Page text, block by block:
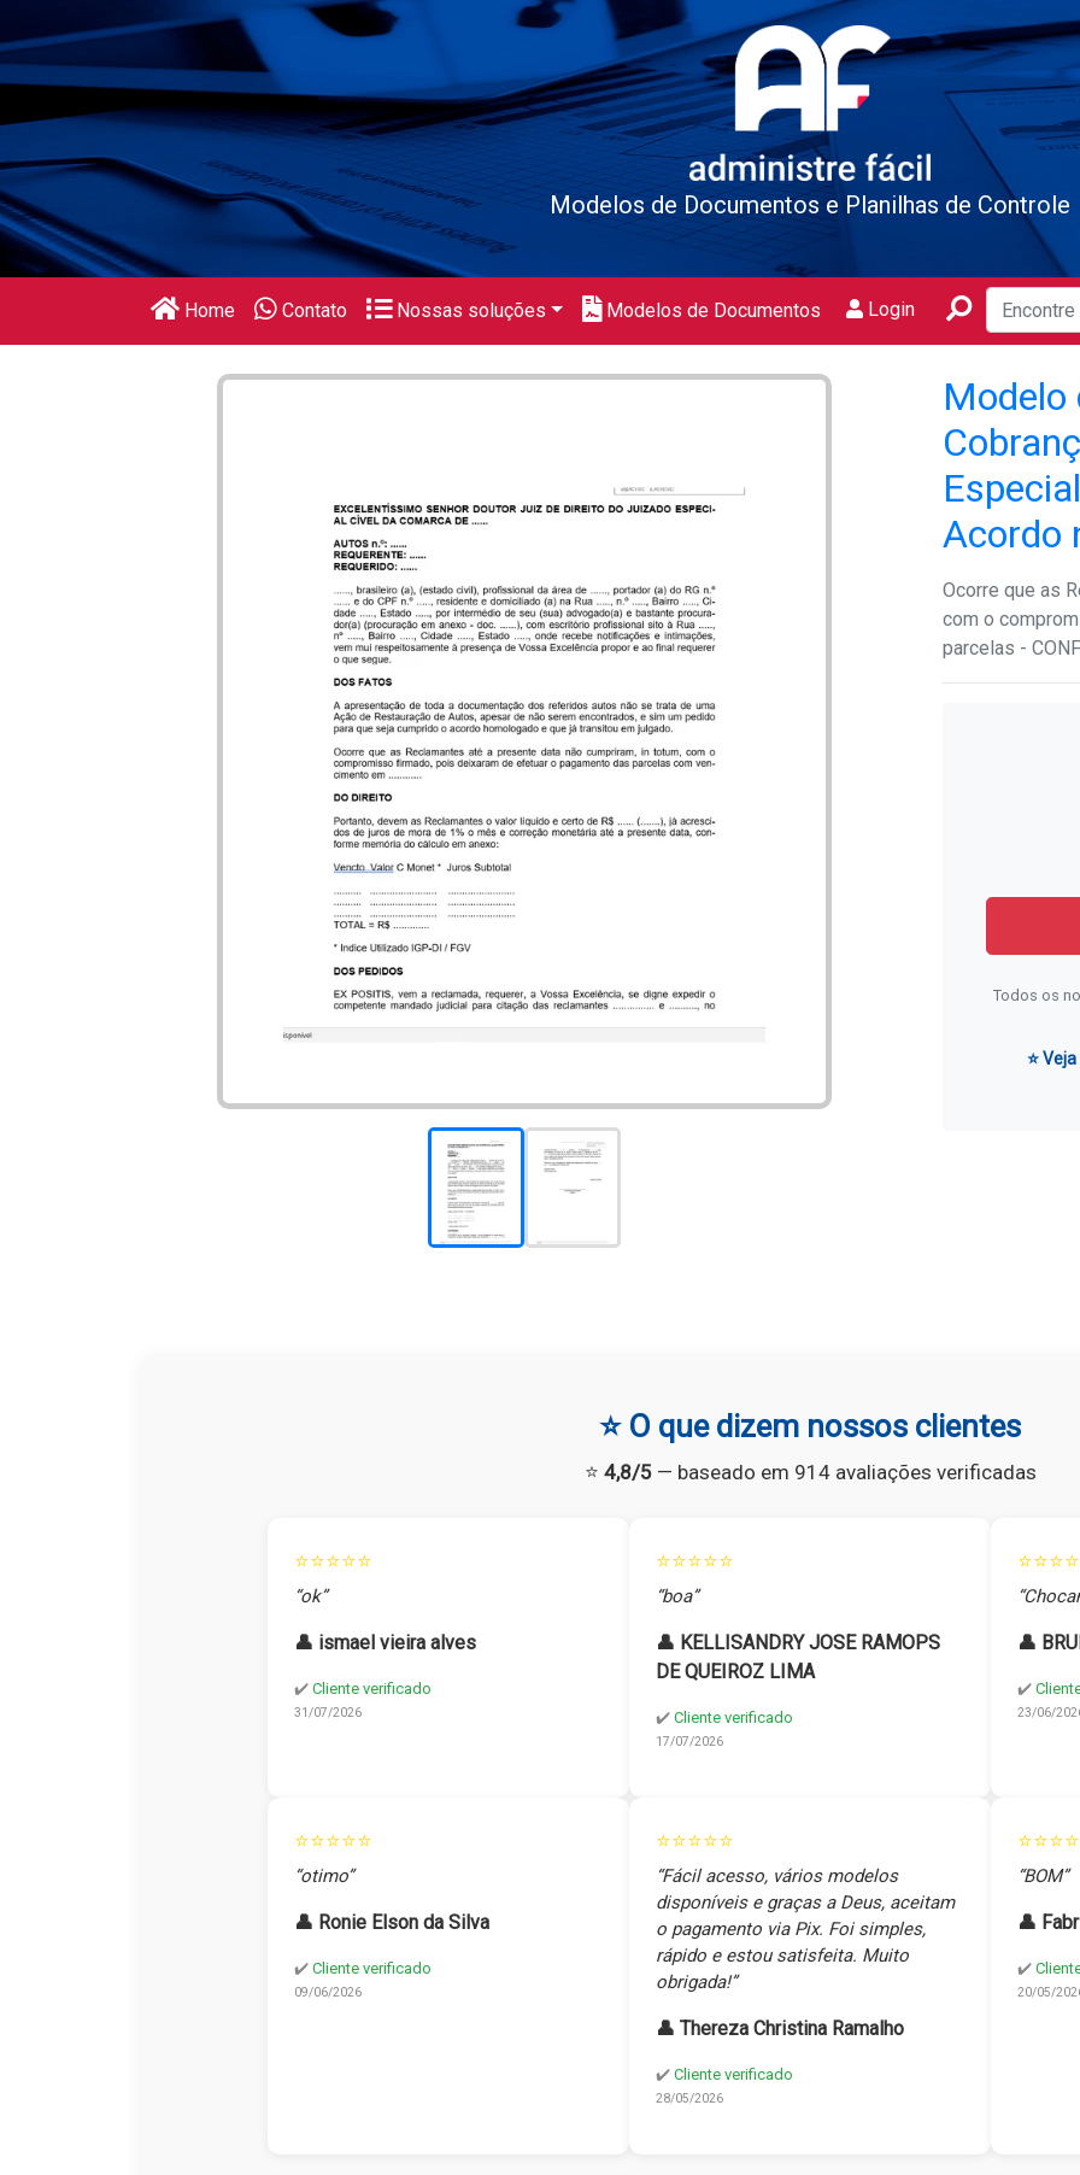
Modelos de Documentos e Planilhas de Controle
Home Contato Nossas soluções Modelos de Documentos Login
Modelo
Acordo
Ocorre que as
com o
parcelas -
Todos os
⭐
⭐ O que dizem nossos clientes
⭐ 4,8/5— baseado em 914 avaliações verificadas
⭐⭐⭐⭐⭐
“ok”
👤 ismael vieira alves
✔️ Cliente verificado
31/07/2026
⭐⭐⭐⭐⭐
“boa”
👤 KELLISANDRY JOSE RAMOPS
DE QUEIROZ LIMA
✔️ Cliente verificado
17/07/2026
👤
✔️
23/06/
⭐⭐⭐⭐⭐
“otimo”
👤 Ronie Elson da Silva
✔️ Cliente verificado
09/06/2026
⭐⭐⭐⭐⭐
“Fácil acesso, vários modelos
disponíveis e graças a Deus, aceitam
o pagamento via Pix. Foi simples,
rápido e estou satisfeita. Muito
obrigada!”
👤 Thereza Christina Ramalho
✔️ Cliente verificado
28/05/2026
“BOM”
👤
✔️
20/05/